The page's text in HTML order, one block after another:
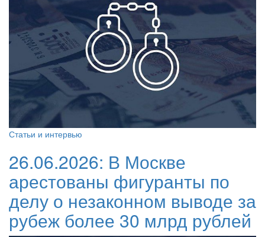
Статьи и интервью
26.06.2026: В Москве
арестованы фигуранты по
делу о незаконном выводе за
рубеж более 30 млрд рублей